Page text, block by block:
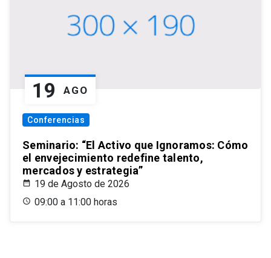
19 AGO
Conferencias
Seminario: “El Activo que Ignoramos: Cómo
el envejecimiento redefine talento,
mercados y estrategia”
19 de Agosto de 2026
09:00 a 11:00 horas